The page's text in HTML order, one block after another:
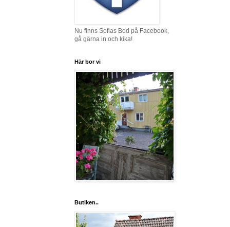
Nu finns Sofias Bod på Facebook,
gå gärna in och kika!
Här bor vi
Butiken..